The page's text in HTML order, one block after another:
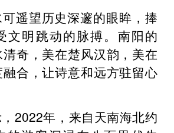
遥望历史深邃的眼眸，捧
文明跳动的脉搏。南阳的
奇，美在楚风汉韵，美在
合，让诗意和远方驻留心
2022年，来自天南海北约